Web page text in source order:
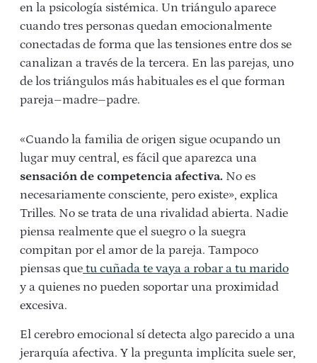
en la psicología sistémica. Un triángulo aparece
cuando tres personas quedan emocionalmente
conectadas de forma que las tensiones entre dos se
canalizan a través de la tercera. En las parejas, uno
de los triángulos más habituales es el que forman
pareja–madre–padre.
«Cuando la familia de origen sigue ocupando un
lugar muy central, es fácil que aparezca una
sensación de competencia afectiva. No es
necesariamente consciente, pero existe», explica
Trilles. No se trata de una rivalidad abierta. Nadie
piensa realmente que el suegro o la suegra
compitan por el amor de la pareja. Tampoco
piensas que tu cuñada te vaya a robar a tu marido
y a quienes no pueden soportar una proximidad
excesiva.
El cerebro emocional sí detecta algo parecido a una
jerarquía afectiva. Y la pregunta implícita suele ser,